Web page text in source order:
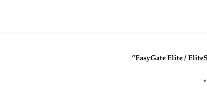
*